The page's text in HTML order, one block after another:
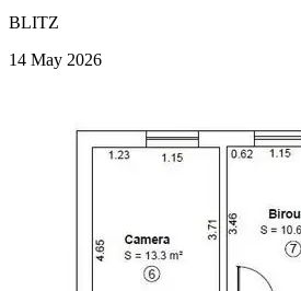
BLITZ
14 May 2026